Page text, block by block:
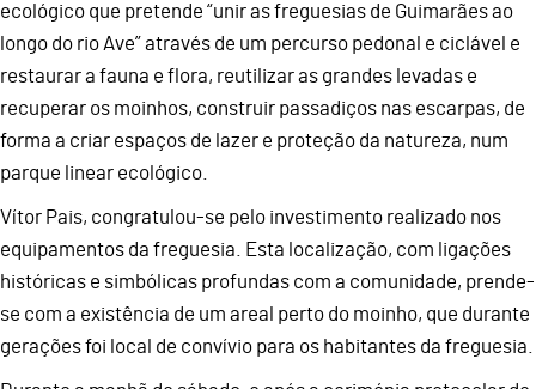
ecológico que pretende “unir as freguesias de Guimarães ao
longo do rio Ave” através de um percurso pedonal e ciclável e
restaurar a fauna e flora, reutilizar as grandes levadas e
recuperar os moinhos, construir passadiços nas escarpas, de
forma a criar espaços de lazer e proteção da natureza, num
parque linear ecológico.
Vítor Pais, congratulou-se pelo investimento realizado nos
equipamentos da freguesia. Esta localização, com ligações
históricas e simbólicas profundas com a comunidade, prende-
se com a existência de um areal perto do moinho, que durante
gerações foi local de convívio para os habitantes da freguesia.